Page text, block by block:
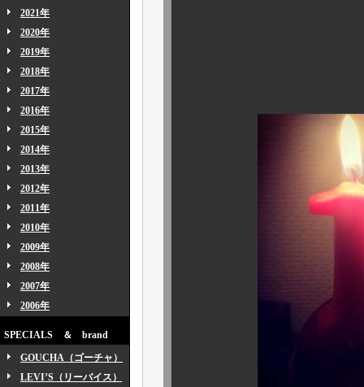
2021年
2020年
2019年
2018年
2017年
2016年
2015年
2014年
2013年
2012年
2011年
2010年
2009年
2008年
2007年
2006年
SPECIALS ＆ brand
GOUCHA（ゴーチャ）
LEVI’S（リーバイス）